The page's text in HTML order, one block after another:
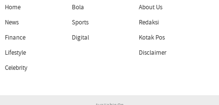
Home
News
Finance
Lifestyle
Celebrity
Bola
Sports
Digital
About Us
Redaksi
Kotak Pos
Disclaimer